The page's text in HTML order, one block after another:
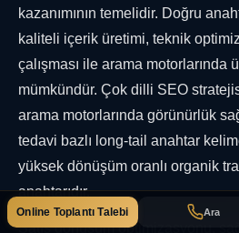
kazanımının temelidir. Doğru
kaliteli içerik üretimi, teknik
çalışması ile arama motorlarında
mümkündür. Çok dilli SEO
arama motorlarında görünürlük
tedavi bazlı long-tail anahtar
yüksek dönüşüm oranlı organik
anahtarıdır.
Satış dönüşüm optimizasyonu,
Ara
Online Toplantı Talebi